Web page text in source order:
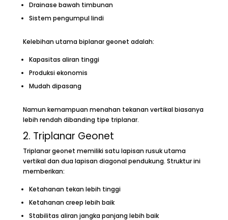
Drainase bawah timbunan
Sistem pengumpul lindi
Kelebihan utama biplanar geonet adalah:
Kapasitas aliran tinggi
Produksi ekonomis
Mudah dipasang
Namun kemampuan menahan tekanan vertikal biasanya
lebih rendah dibanding tipe triplanar.
2. Triplanar Geonet
Triplanar geonet memiliki satu lapisan rusuk utama
vertikal dan dua lapisan diagonal pendukung. Struktur ini
memberikan:
Ketahanan tekan lebih tinggi
Ketahanan creep lebih baik
Stabilitas aliran jangka panjang lebih baik